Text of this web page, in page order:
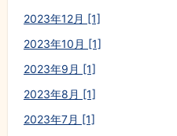
2023年12月 [1]
2023年10月 [1]
2023年9月 [1]
2023年8月 [1]
2023年7月 [1]